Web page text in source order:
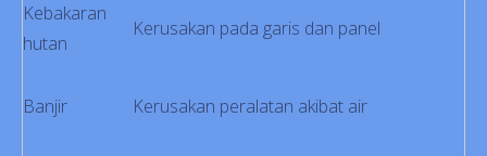
Kebakaran
hutan
Kerusakan pada garis dan panel
Banjir Kerusakan peralatan akibat air